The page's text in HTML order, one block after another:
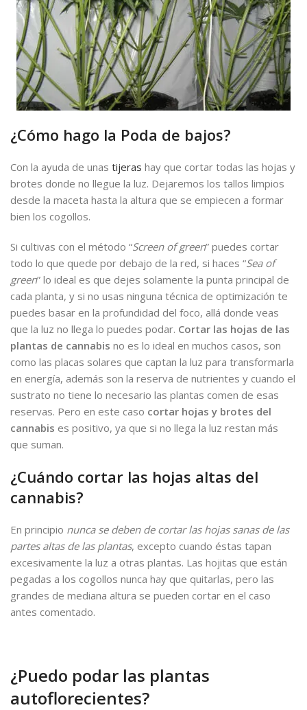
¿Cómo hago la Poda de bajos?
Con la ayuda de unas tijeras hay que cortar todas las hojas y
brotes donde no llegue la luz. Dejaremos los tallos limpios
desde la maceta hasta la altura que se empiecen a formar
bien los cogollos.
Si cultivas con el método “Screen of green” puedes cortar
todo lo que quede por debajo de la red, si haces “Sea of
green” lo ideal es que dejes solamente la punta principal de
cada planta, y si no usas ninguna técnica de optimización te
puedes basar en la profundidad del foco, allá donde veas
que la luz no llega lo puedes podar. Cortar las hojas de las
plantas de cannabis no es lo ideal en muchos casos, son
como las placas solares que captan la luz para transformarla
en energía, además son la reserva de nutrientes y cuando el
sustrato no tiene lo necesario las plantas comen de esas
reservas. Pero en este caso cortar hojas y brotes del
cannabis es positivo, ya que si no llega la luz restan más
que suman.
¿Cuándo cortar las hojas altas del
cannabis?
En principio nunca se deben de cortar las hojas sanas de las
partes altas de las plantas, excepto cuando éstas tapan
excesivamente la luz a otras plantas. Las hojitas que están
pegadas a los cogollos nunca hay que quitarlas, pero las
grandes de mediana altura se pueden cortar en el caso
antes comentado.
¿Puedo podar las plantas
autoflorecientes?